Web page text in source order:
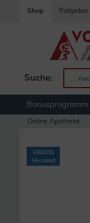
Shop Ratgeber
Suche:
Bonusprogramm
Online Apotheke
GRATIS
Versand